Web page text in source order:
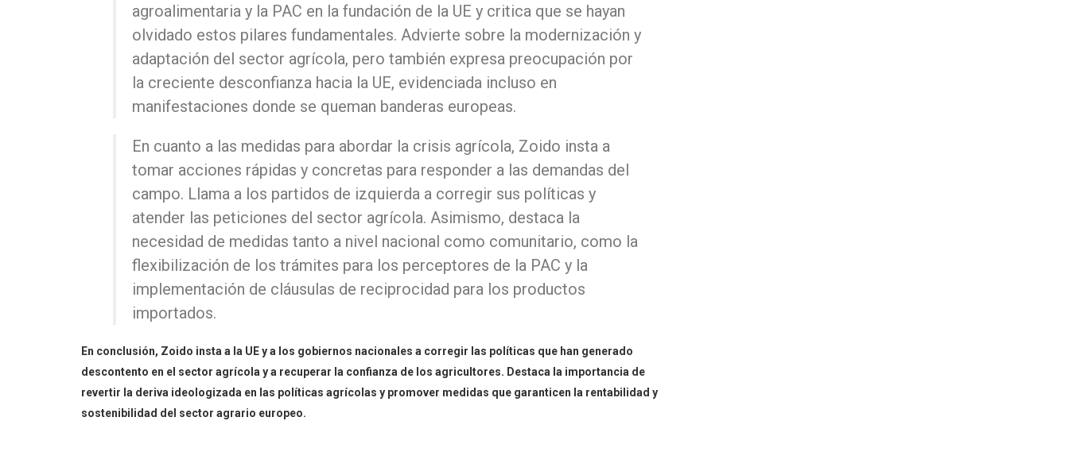
agroalimentaria y la PAC en la fundación de la UE y critica que se hayan
olvidado estos pilares fundamentales. Advierte sobre la modernización y
adaptación del sector agrícola, pero también expresa preocupación por
la creciente desconfianza hacia la UE, evidenciada incluso en
manifestaciones donde se queman banderas europeas.
En cuanto a las medidas para abordar la crisis agrícola, Zoido insta a
tomar acciones rápidas y concretas para responder a las demandas del
campo. Llama a los partidos de izquierda a corregir sus políticas y
atender las peticiones del sector agrícola. Asimismo, destaca la
necesidad de medidas tanto a nivel nacional como comunitario, como la
flexibilización de los trámites para los perceptores de la PAC y la
implementación de cláusulas de reciprocidad para los productos
importados.
En conclusión, Zoido insta a la UE y a los gobiernos nacionales a corregir las políticas que han generado
descontento en el sector agrícola y a recuperar la confianza de los agricultores. Destaca la importancia de
revertir la deriva ideologizada en las políticas agrícolas y promover medidas que garanticen la rentabilidad y
sostenibilidad del sector agrario europeo.